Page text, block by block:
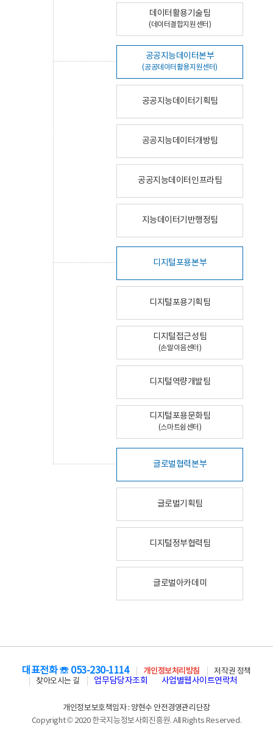
데이터활용기술팀
(데이터결합지원센터)
공공지능데이터본부
(공공데이터활용지원센터)
공공지능데이터기획팀
공공지능데이터개방팀
공공지능데이터인프라팀
지능데이터기반행정팀
디지털포용본부
디지털포용기획팀
디지털접근성팀
(손말이음센터)
디지털역량개발팀
디지털포용문화팀
(스마트쉼센터)
글로벌협력본부
글로벌기획팀
디지털정부협력팀
글로벌아카데미
대표전화 ☏ 053-230-1114 개인정보처리방침
저작권 정책
찾아오시는 길
업무담당자조회 사업별웹사이트연락처
개인정보보호책임자 : 양현수 안전경영관리단장
Copyright © 2020 한국지능정보사회진흥원. All Rights Reserved.